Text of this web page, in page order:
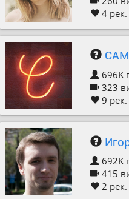
4
696K
323
9
692K
415
2